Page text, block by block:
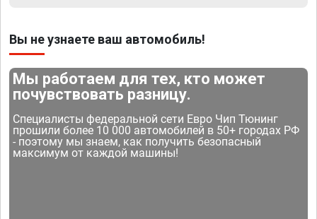
Вы не узнаете ваш автомобиль!
Мы работаем для тех, кто может
почувствовать разницу.
Специалисты федеральной сети Евро Чип Тюнинг
прошили более 10 000 автомобилей в 50+ городах РФ
- поэтому мы знаем, как получить безопасный
максимум от каждой машины!